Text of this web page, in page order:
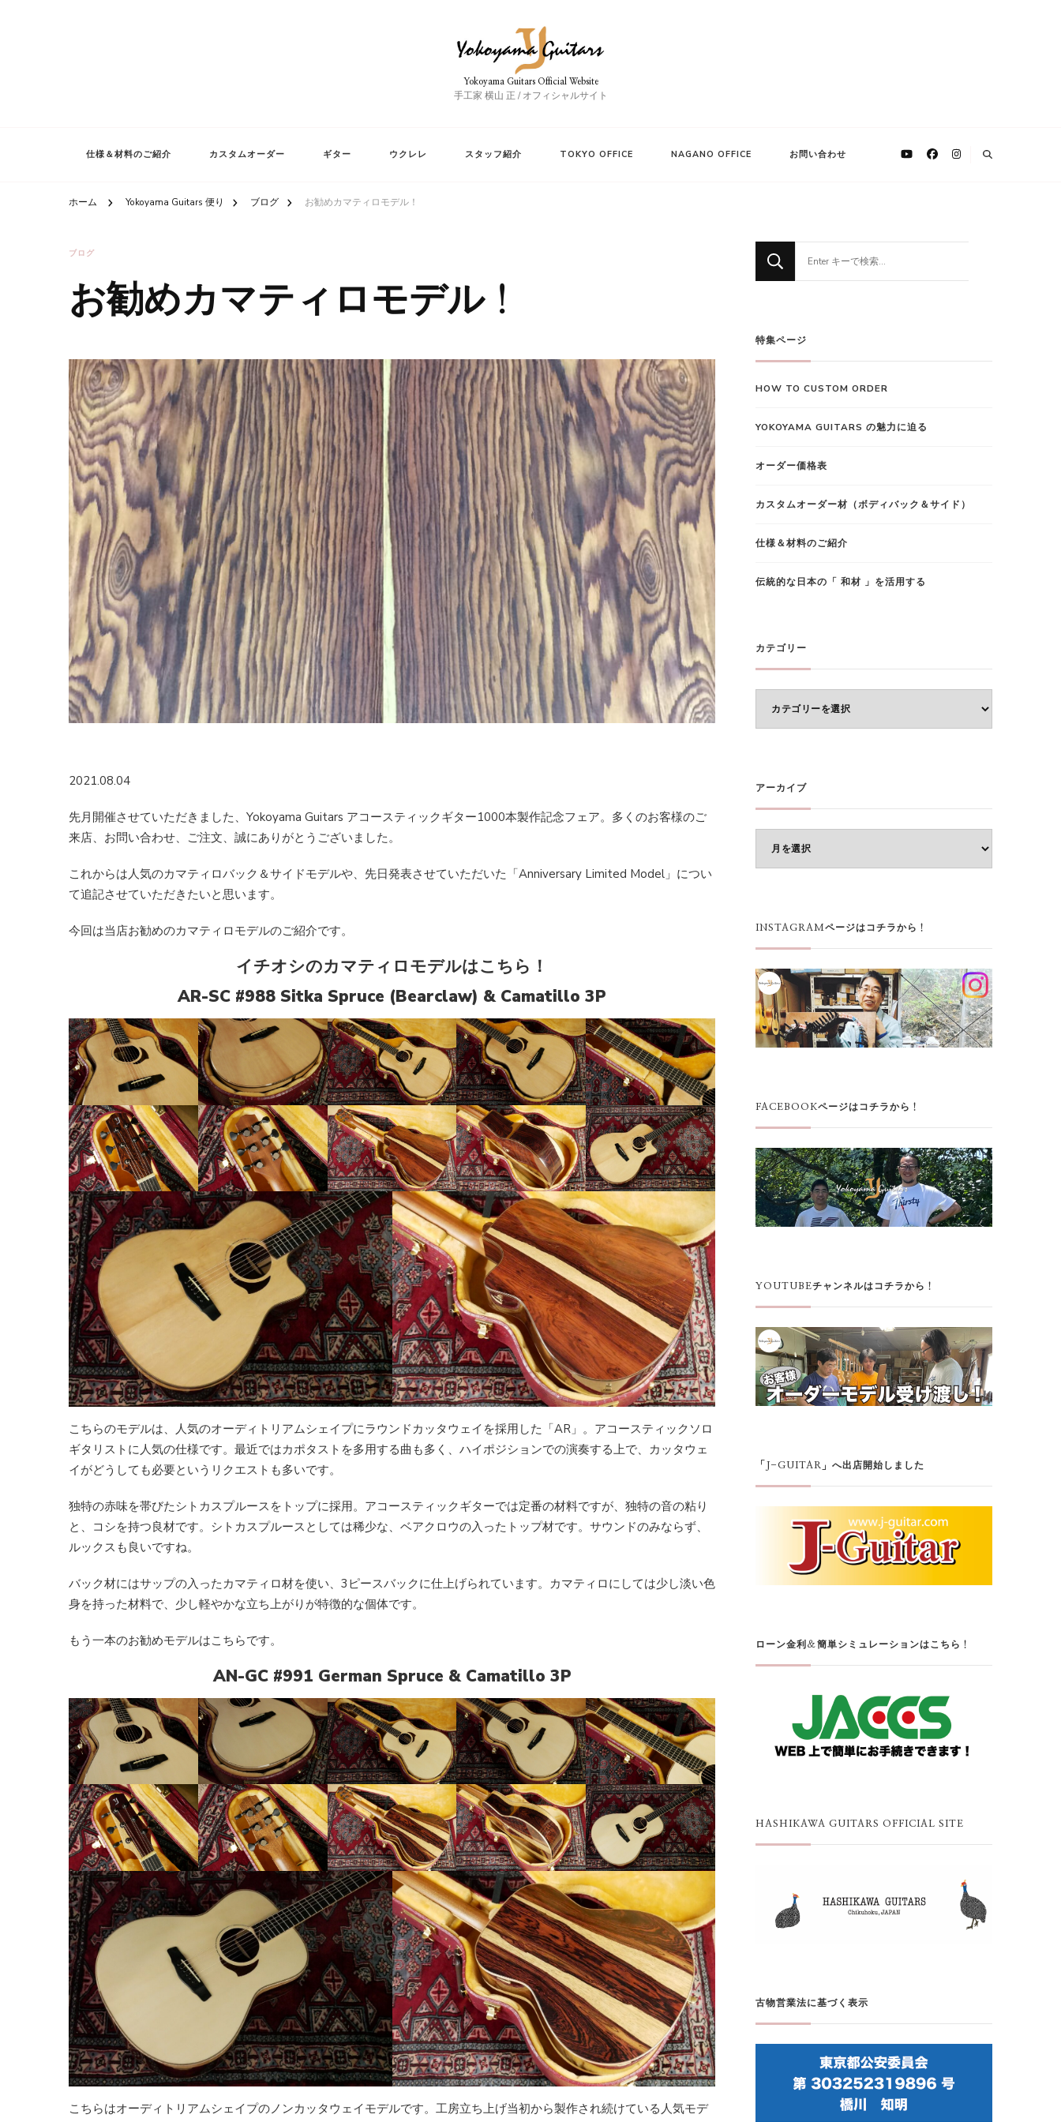
Yokoyama Guitars Official Website
手工家 横山 正 / オフィシャルサイト
仕様＆材料のご紹介 カスタムオーダー ギター ウクレレ スタッフ紹介 TOKYO OFFICE NAGANO OFFICE お問い合わせ
ホーム Yokoyama Guitars 便り ブログ お勧めカマティロモデル！
ブログ
お勧めカマティロモデル！
2021.08.04
先月開催させていただきました、Yokoyama Guitars アコースティックギター1000本製作記念フェア。多くのお客様のご
来店、お問い合わせ、ご注文、誠にありがとうございました。
これからは人気のカマティロバック＆サイドモデルや、先日発表させていただいた「Anniversary Limited Model」につい
て追記させていただきたいと思います。
今回は当店お勧めのカマティロモデルのご紹介です。
イチオシのカマティロモデルはこちら！
AR-SC #988 Sitka Spruce (Bearclaw) & Camatillo 3P
こちらのモデルは、人気のオーディトリアムシェイプにラウンドカッタウェイを採用した「AR」。アコースティックソロ
ギタリストに人気の仕様です。最近ではカポタストを多用する曲も多く、ハイポジションでの演奏する上で、カッタウェ
イがどうしても必要というリクエストも多いです。
独特の赤味を帯びたシトカスプルースをトップに採用。アコースティックギターでは定番の材料ですが、独特の音の粘り
と、コシを持つ良材です。シトカスプルースとしては稀少な、ベアクロウの入ったトップ材です。サウンドのみならず、
ルックスも良いですね。
バック材にはサップの入ったカマティロ材を使い、3ピースバックに仕上げられています。カマティロにしては少し淡い色
身を持った材料で、少し軽やかな立ち上がりが特徴的な個体です。
もう一本のお勧めモデルはこちらです。
AN-GC #991 German Spruce & Camatillo 3P
こちらはオーディトリアムシェイプのノンカッタウェイモデルです。工房立ち上げ当初から製作され続けている人気モデ
探
す
?
特集ページ
HOW TO CUSTOM ORDER
YOKOYAMA GUITARS の魅力に迫る
オーダー価格表
カスタムオーダー材（ボディバック＆サイド）
仕様＆材料のご紹介
伝統的な日本の「 和材 」を活用する
カテゴリー
ー
アーカイブ
ブ
INSTAGRAMページはコチラから！
FACEBOOKページはコチラから！
YOUTUBEチャンネルはコチラから！
「J-GUITAR」へ出店開始しました
ローン金利＆簡単シミュレーションはこちら！
HASHIKAWA GUITARS OFFICIAL SITE
古物営業法に基づく表示